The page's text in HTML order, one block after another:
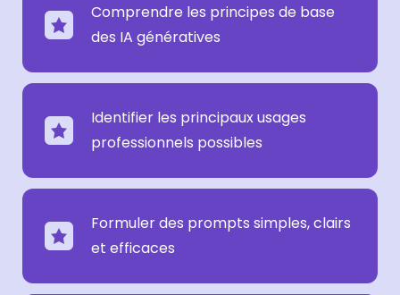
Comprendre les principes de base
des IA génératives
Identifier les principaux usages
professionnels possibles
Formuler des prompts simples, clairs
et efficaces